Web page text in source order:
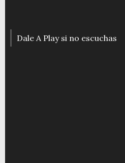
Dale A Play si no escuchas